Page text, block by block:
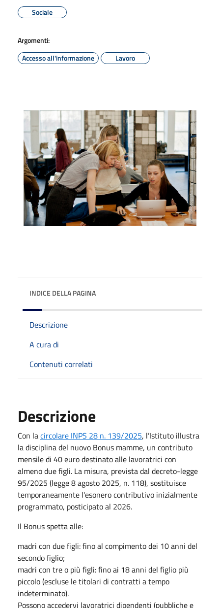
Sociale
Argomenti:
Accesso all'informazione
Lavoro
INDICE DELLA PAGINA
Descrizione
A cura di
Contenuti correlati
Descrizione
Con lacircolare INPS 28 n. 139/2025, l’Istituto illustra
la disciplina del nuovo Bonus mamme, un contributo
mensile di 40 euro destinato alle lavoratrici con
almeno due figli. La misura, prevista dal decreto-legge
95/2025 (legge 8 agosto 2025, n. 118), sostituisce
temporaneamente l'esonero contributivo inizialmente
programmato, posticipato al 2026.
Il Bonus spetta alle:
madri con due figli: fino al compimento dei 10 anni del
secondo figlio;
madri con tre o più figli: fino ai 18 anni del figlio più
piccolo (escluse le titolari di contratti a tempo
indeterminato).
Possono accedervi lavoratrici dipendenti (pubbliche e